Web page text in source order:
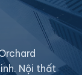
Nội thất